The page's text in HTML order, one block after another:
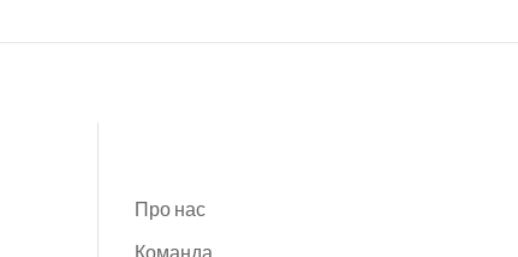
Про нас